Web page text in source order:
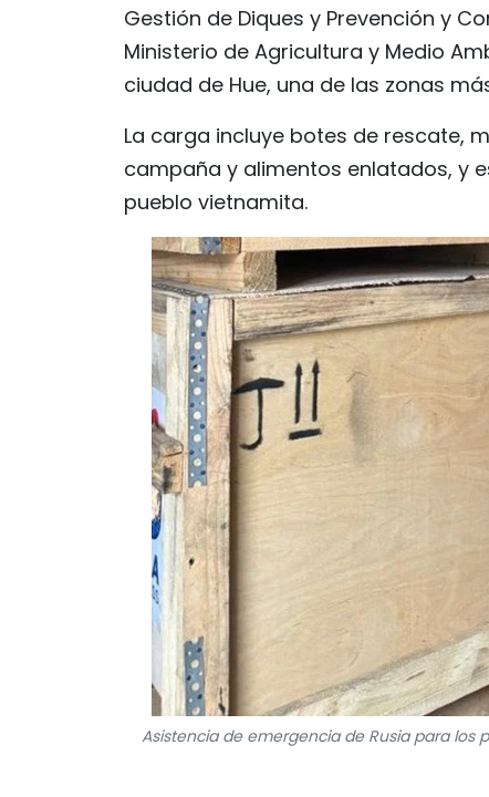
Gestión de Diques y Prevención y
Ministerio de Agricultura y Medio
ciudad de Hue, una de las zonas
La carga incluye botes de rescate,
campaña y alimentos enlatados, y
pueblo vietnamita.
Asistencia de emergencia de Rusia para los